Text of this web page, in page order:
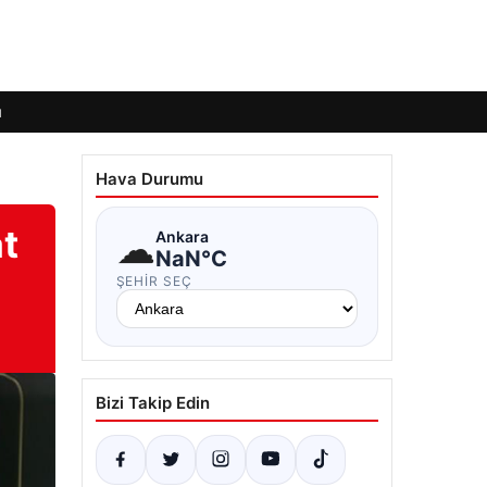
Hava Durumu
☁Ankara
NaN°C
ŞEHIR SEÇ
Bizi Takip Edin